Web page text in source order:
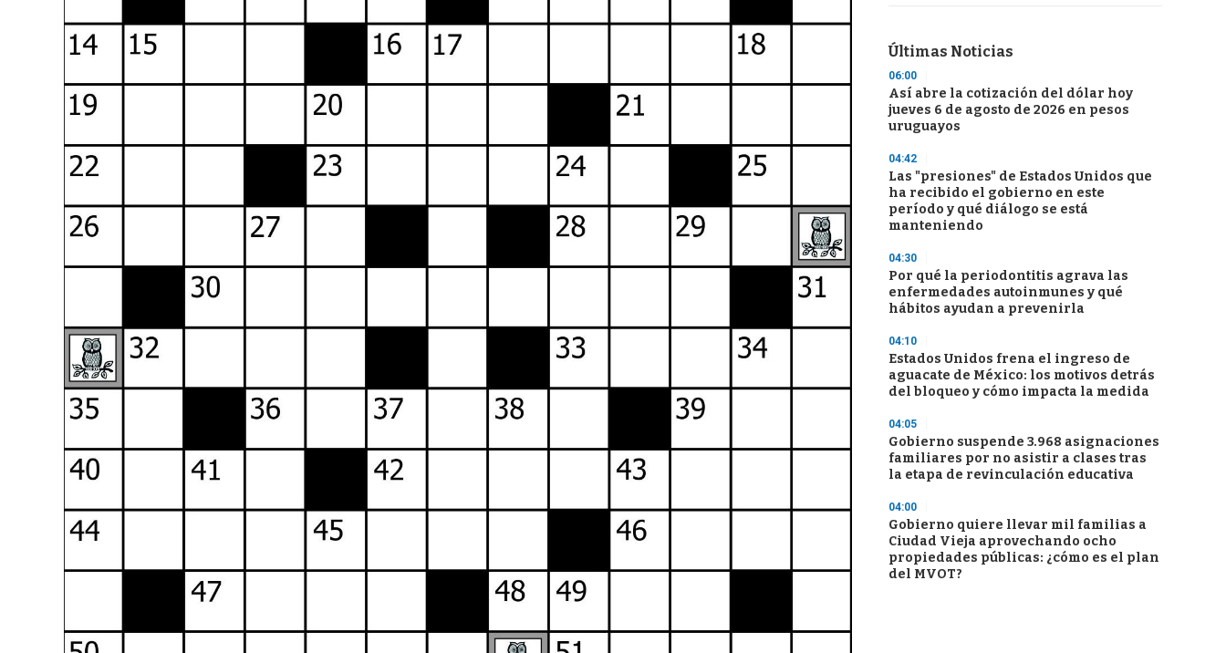
Últimas Noticias
06:00
Así abre la cotización del dólar hoy
jueves 6 de agosto de 2026 en pesos
uruguayos
04:42
Las "presiones" de Estados Unidos que
ha recibido el gobierno en este
período y qué diálogo se está
manteniendo
04:30
Por qué la periodontitis agrava las
enfermedades autoinmunes y qué
hábitos ayudan a prevenirla
04:10
Estados Unidos frena el ingreso de
aguacate de México: los motivos detrás
del bloqueo y cómo impacta la medida
04:05
Gobierno suspende 3.968 asignaciones
familiares por no asistir a clases tras
la etapa de revinculación educativa
04:00
Gobierno quiere llevar mil familias a
Ciudad Vieja aprovechando ocho
propiedades públicas: ¿cómo es el plan
del MVOT?